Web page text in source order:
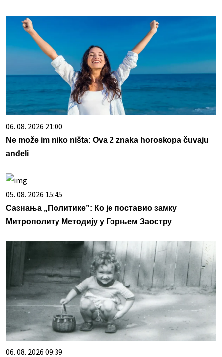
06. 08. 2026 21:00
Ne može im niko ništa: Ova 2 znaka horoskopa čuvaju
anđeli
05. 08. 2026 15:45
Сазнања „Политике”: Ко је поставио замку
Митрополиту Методију у Горњем Заостру
06. 08. 2026 09:39